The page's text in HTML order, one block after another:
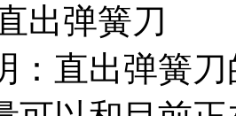
出弹簧刀
：直出弹簧